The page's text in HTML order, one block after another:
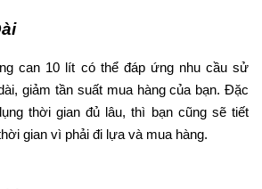
can 10 lít có thể đáp ứng nhu cầu sử
giảm tần suất mua hàng của bạn. Đặc
thời gian đủ lâu, thì bạn cũng sẽ tiết
gian vì phải đi lựa và mua hàng.